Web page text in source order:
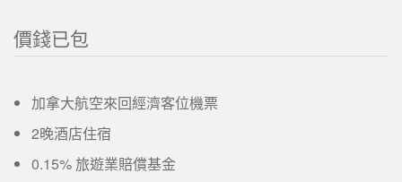
價錢已包
加拿大航空來回經濟客位機票
2晚酒店住宿
0.15% 旅遊業賠償基金